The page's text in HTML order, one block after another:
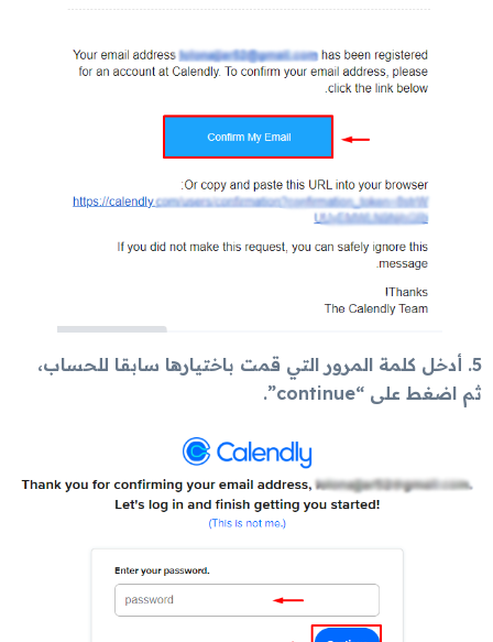
5. أدخل كلمة المرور التي قمت باختيارها سابقا للحساب،
ثم اضغط على “continue”.